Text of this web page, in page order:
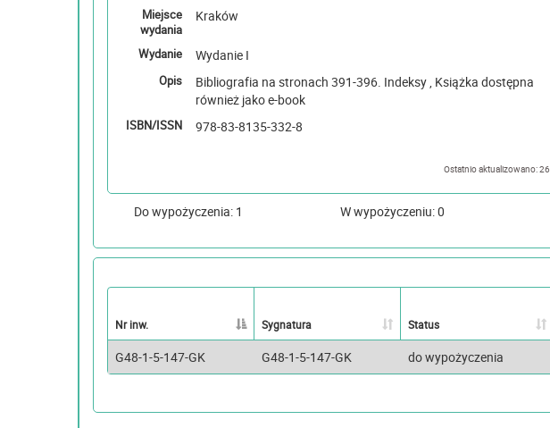
Miejsce
wydania
Kraków
Wydanie Wydanie I
Opis
Bibliografia na stronach 391-396. Indeksy , Książka dostępna
również jako e-book
ISBN/ISSN 978-83-8135-332-8
Do wypożyczenia: 1 W wypożyczeniu: 0
Nr inw. Sygnatura Status
G48-1-5-147-GK G48-1-5-147-GK do wypożyczenia